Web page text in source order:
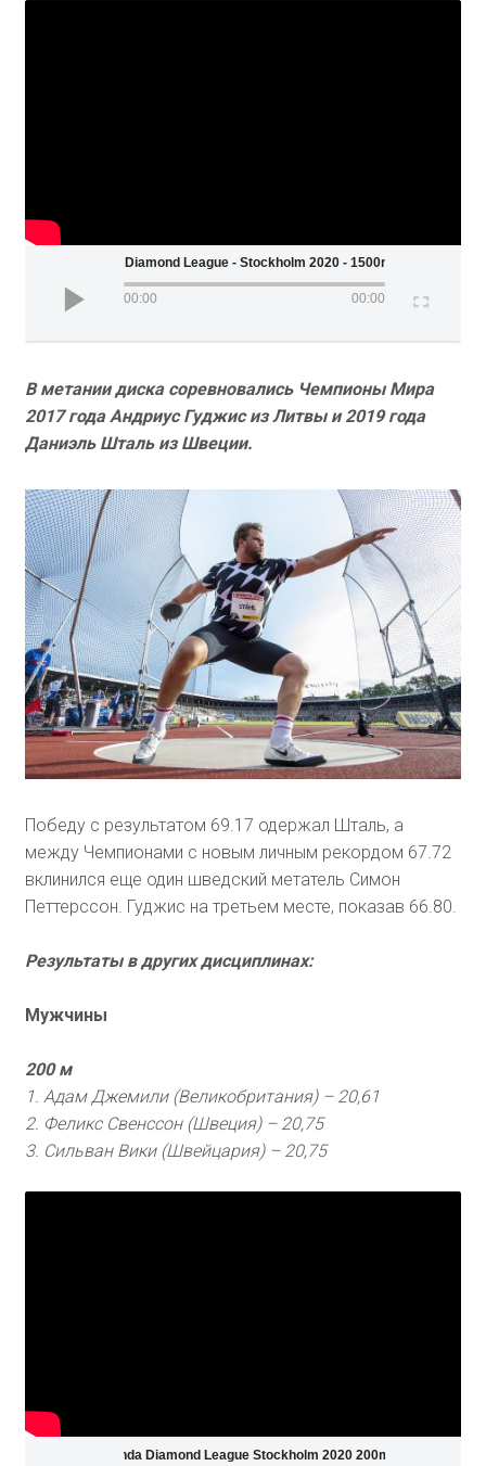
Wanda Diamond League - Stockholm 2020 - 1500m
00:00 00:00
В метании диска соревновались Чемпионы Мира
2017 года Андриус Гуджис из Литвы и 2019 года
Даниэль Шталь из Швеции.
Победу с результатом 69.17 одержал Шталь, а
между Чемпионами с новым личным рекордом 67.72
вклинился еще один шведский метатель Симон
Петтерссон. Гуджис на третьем месте, показав 66.80.
Результаты в других дисциплинах:
Мужчины
200 м
1. Адам Джемили (Великобритания) – 20,61
2. Феликс Свенссон (Швеция) – 20,75
3. Сильван Вики (Швейцария) – 20,75
Wanda Diamond League Stockholm 2020 200m Men